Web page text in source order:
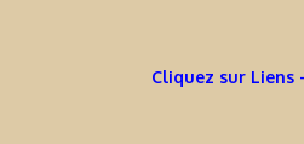
Cliquez sur Liens